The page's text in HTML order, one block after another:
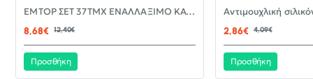
-30%EMTOP ΣΕΤ 37ΤΜΧ ΕΝΑΛΛΑΞΙΜΟ ΚΑΤΣΑΒΙΔΙ ΜΕ ΜΥΤΕΣ EBST03702
8,68€
12,40€
Προσθήκη
2,86€ 4,09€
Προσθήκη